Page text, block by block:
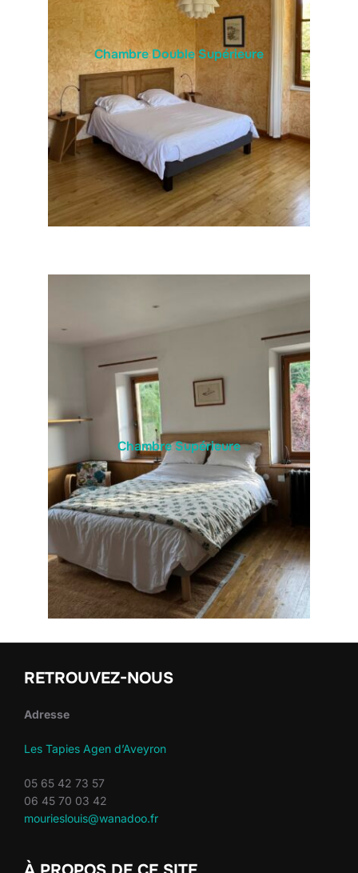
Chambre Double Supérieure
Chambre Supérieure
RETROUVEZ-NOUS
Adresse
Les Tapies Agen d’Aveyron
05 65 42 73 57
06 45 70 03 42
mourieslouis@wanadoo.fr